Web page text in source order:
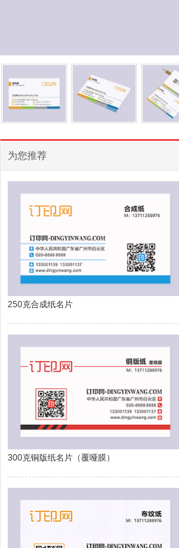
为您推荐
250克合成纸名片
300克铜版纸名片（覆哑膜）